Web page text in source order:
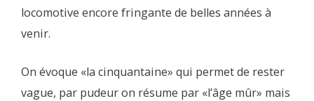
locomotive encore fringante de belles années à
venir.
On évoque «la cinquantaine» qui permet de rester
vague, par pudeur on résume par «l’âge mûr» mais